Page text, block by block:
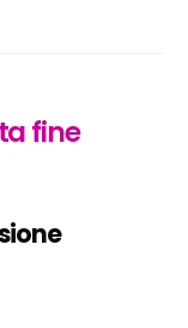
fine